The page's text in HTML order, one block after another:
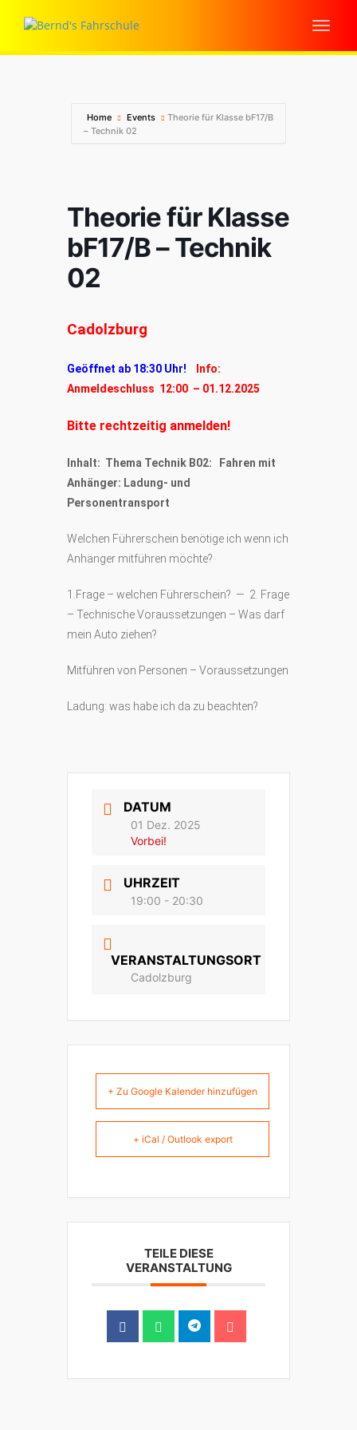
Home Events
Theorie für Klasse bF17/B
– Technik 02
Theorie für Klasse
bF17/B – Technik
02
Cadolzburg
Geöffnet ab 18:30 Uhr!
Info:
Anmeldeschluss 12:00 – 01.12.2025
Bitte rechtzeitig anmelden!
Inhalt: Thema Technik B02: Fahren mit
Anhänger: Ladung- und
Personentransport
Welchen Führerschein benötige ich wenn ich
Anhänger mitführen möchte?
1.Frage – welchen Führerschein? — 2. Frage
– Technische Voraussetzungen – Was darf
mein Auto ziehen?
Mitführen von Personen – Voraussetzungen
Ladung: was habe ich da zu beachten?
DATUM
01 Dez. 2025
Vorbei!
UHRZEIT
19:00 - 20:30
VERANSTALTUNGSORT
Cadolzburg
+ Zu Google Kalender hinzufügen
+ iCal / Outlook export
TEILE DIESE
VERANSTALTUNG